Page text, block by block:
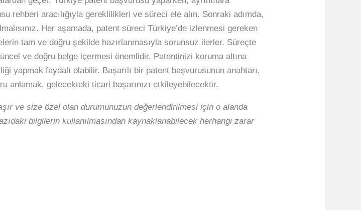
rehberi aracılığıyla gereklilikleri ve süreci ele alın. Sonraki adımda,
Her aşamada, patent süreci Türkiye’de izlenmesi gereken
tam ve doğru şekilde hazırlanmasıyla sorunsuz ilerler. Süreçte
ve doğru belge içermesi önemlidir. Patentinizi koruma altına
yapmak faydalı olabilir. Başarılı bir patent başvurusunun anahtarı,
anlamak, gelecekteki ticari başarınızı etkileyebilecektir.
ve size özel olan durumunuzun değerlendirilmesi için o alanda
bilgilerin kullanılmasından kaynaklanabilecek herhangi zarar